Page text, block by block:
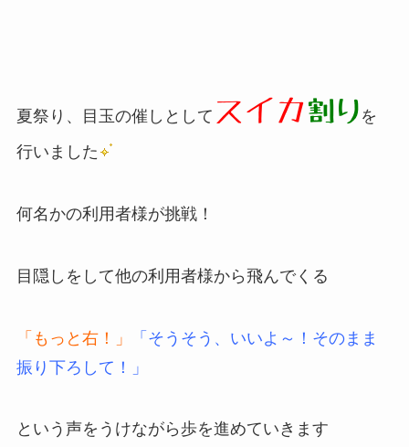
夏祭り、目玉の催しとして スイカ割り を
行いました
何名かの利用者様が挑戦！
目隠しをして他の利用者様から飛んでくる
「もっと右！」
「そうそう、いいよ～！そのまま
振り下ろして！」
という声をうけながら歩を進めていきます